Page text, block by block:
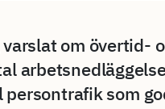
om övertid-
persontrafik som